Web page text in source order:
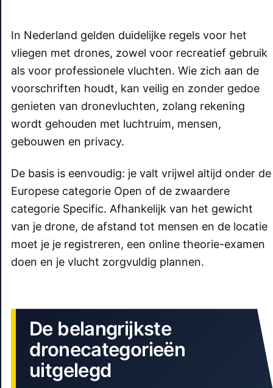
In Nederland gelden duidelijke regels voor het
vliegen met drones, zowel voor recreatief gebruik
als voor professionele vluchten. Wie zich aan de
voorschriften houdt, kan veilig en zonder gedoe
genieten van dronevluchten, zolang rekening
wordt gehouden met luchtruim, mensen,
gebouwen en privacy.
De basis is eenvoudig: je valt vrijwel altijd onder de
Europese categorie Open of de zwaardere
categorie Specific. Afhankelijk van het gewicht
van je drone, de afstand tot mensen en de locatie
moet je je registreren, een online theorie-examen
doen en je vlucht zorgvuldig plannen.
De belangrijkste
dronecategorieën
uitgelegd